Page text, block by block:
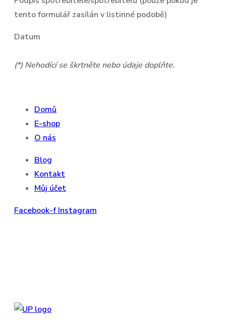
tento formulář zasílán v listinné podobě)
Datum
(*) Nehodící se škrtněte nebo údaje doplňte.
Domů
E-shop
O nás
Blog
Kontakt
Můj účet
Facebook-f Instagram